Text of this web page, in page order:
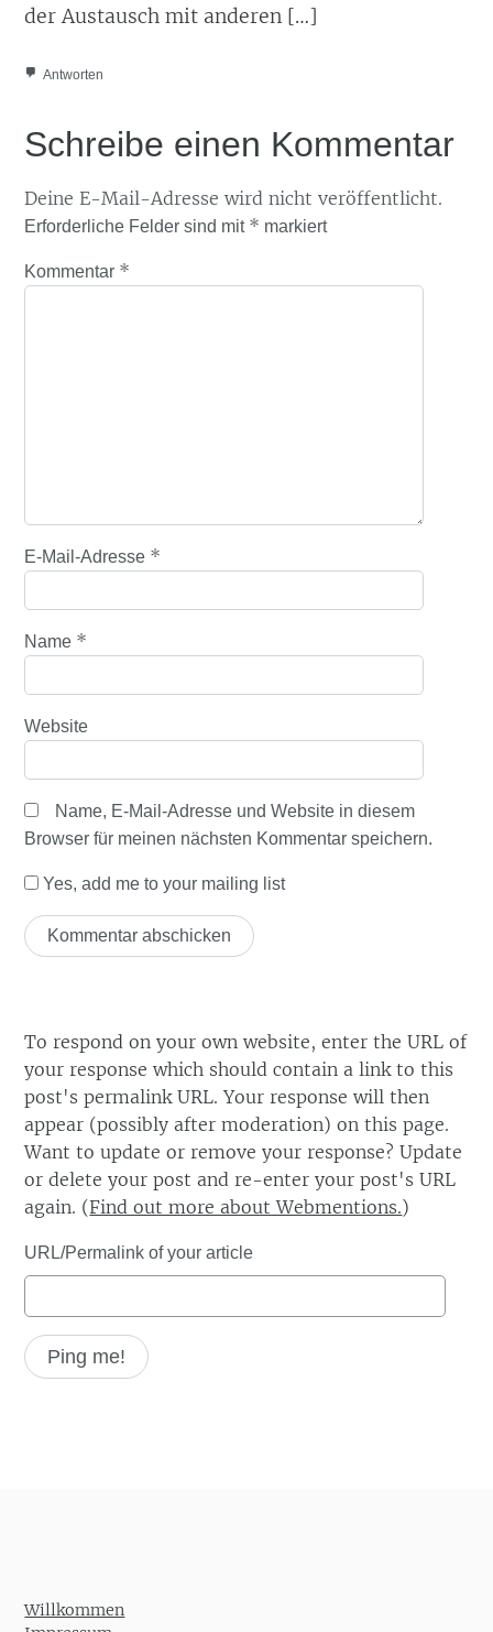
der Austausch mit anderen […]
Antworten
Schreibe einen Kommentar
Deine E-Mail-Adresse wird nicht veröffentlicht.
Erforderliche Felder sind mit * markiert
Kommentar *
E-Mail-Adresse *
Name *
Website
Name, E-Mail-Adresse und Website in diesem
Browser für meinen nächsten Kommentar speichern.
Yes, add me to your mailing list
To respond on your own website, enter the URL of
your response which should contain a link to this
post's permalink URL. Your response will then
appear (possibly after moderation) on this page.
Want to update or remove your response? Update
or delete your post and re-enter your post's URL
again. (Find out more about Webmentions.)
URL/Permalink of your article
Willkommen